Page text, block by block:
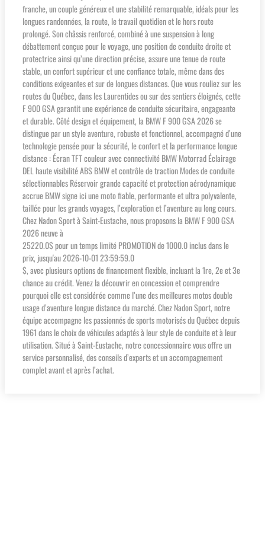
franche, un couple généreux et une stabilité remarquable, idéals pour les
longues randonnées, la route, le travail quotidien et le hors route
prolongé. Son châssis renforcé, combiné à une suspension à long
débattement conçue pour le voyage, une position de conduite droite et
protectrice ainsi qu’une direction précise, assure une tenue de route
stable, un confort supérieur et une confiance totale, même dans des
conditions exigeantes et sur de longues distances. Que vous rouliez sur les
routes du Québec, dans les Laurentides ou sur des sentiers éloignés, cette
F 900 GSA garantit une expérience de conduite sécuritaire, engageante
et durable. Côté design et équipement, la BMW F 900 GSA 2026 se
distingue par un style aventure, robuste et fonctionnel, accompagné d’une
technologie pensée pour la sécurité, le confort et la performance longue
distance : Écran TFT couleur avec connectivité BMW Motorrad Éclairage
DEL haute visibilité ABS BMW et contrôle de traction Modes de conduite
sélectionnables Réservoir grande capacité et protection aérodynamique
accrue BMW signe ici une moto fiable, performante et ultra polyvalente,
taillée pour les grands voyages, l’exploration et l’aventure au long cours.
Chez Nadon Sport à Saint-Eustache, nous proposons la BMW F 900 GSA
2026 neuve à
25220.0$ pour un temps limité PROMOTION de 1000.0 inclus dans le
prix, jusqu'au 2026-10-01 23:59:59.0
$, avec plusieurs options de financement flexible, incluant la 1re, 2e et 3e
chance au crédit. Venez la découvrir en concession et comprendre
pourquoi elle est considérée comme l’une des meilleures motos double
usage d’aventure longue distance du marché. Chez Nadon Sport, notre
équipe accompagne les passionnés de sports motorisés du Québec depuis
1961 dans le choix de véhicules adaptés à leur style de conduite et à leur
utilisation. Situé à Saint-Eustache, notre concessionnaire vous offre un
service personnalisé, des conseils d’experts et un accompagnement
complet avant et après l’achat.